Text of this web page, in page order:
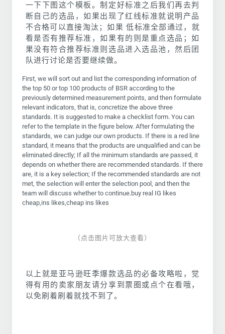
一下下图这个模板。制定好标准之后我们再去判
断自己的选品，如果出现了红线标准就说明产品
不合格可以直接淘汰；如果 低标准全部通过，就
看是否有推荐标准，如果有的则是重点选品；如
果没有符合推荐标准则选品进入选品池，然后团
队进行讨论是否要继续做。
First, we will sort out and list the corresponding information of
the top 50 or top 100 products of BSR according to the
previously determined measurement points, and then formulate
relevant indicators, that is, concretize the above three
standards. It is suggested to make a checklist form. You can
refer to the template in the figure below. After formulating the
standards, we can judge our own products. If there is a red line
standard, it means that the products are unqualified and can be
eliminated directly; If all the minimum standards are passed, it
depends on whether there are recommended standards. If there
are, it is a key selection; If the recommended standards are not
met, the selection will enter the selection pool, and then the
team will discuss whether to continue.buy real IG likes
cheap,ins likes,cheap ins likes
（点击图片可放大查看）
以上就是亚马逊旺季爆款选品的必备攻略啦，觉
得有用的卖家朋友请分享到票圈或点个在看哦，
以免刷着刷着就找不到了。